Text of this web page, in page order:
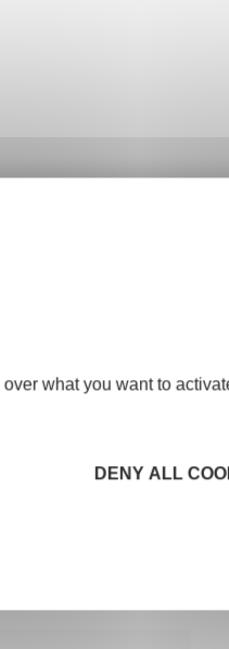
what you want to
DENY ALL